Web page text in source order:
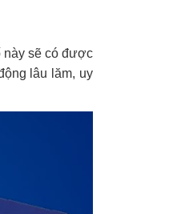
này sẽ có được
lâu lăm, uy